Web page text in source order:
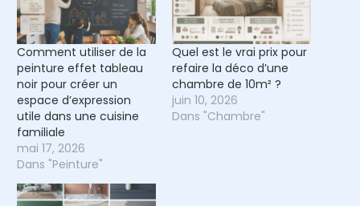
Comment utiliser de la
peinture effet tableau
noir pour créer un
espace d’expression
utile dans une cuisine
familiale
mai 17, 2026
Dans "Peinture"
Quel est le vrai prix pour
refaire la déco d’une
chambre de 10m² ?
juin 10, 2026
Dans "Chambre"